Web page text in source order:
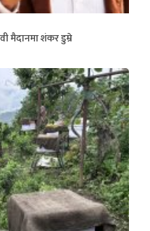
मैदानमा शंकर डुम्रे